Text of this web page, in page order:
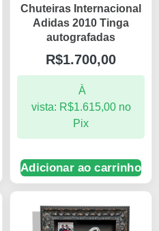
Chuteiras Internacional
Adidas 2010 Tinga
autografadas
R$1.700,00
À
vista: R$1.615,00 no
Pix
Adicionar ao carrinho